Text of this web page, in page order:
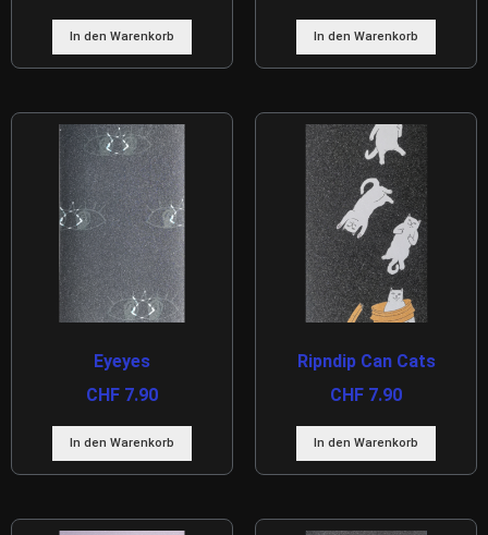
In den Warenkorb In den Warenkorb
Eyeyes
CHF 7.90
In den Warenkorb
Ripndip Can Cats
CHF 7.90
In den Warenkorb